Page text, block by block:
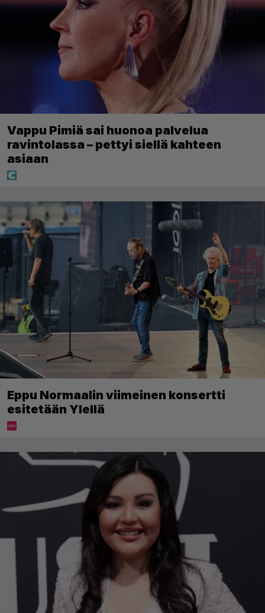
Vappu Pimiä sai huonoa palvelua
ravintolassa – pettyi siellä kahteen
asiaan
Eppu Normaalin viimeinen konsertti
esitetään Ylellä